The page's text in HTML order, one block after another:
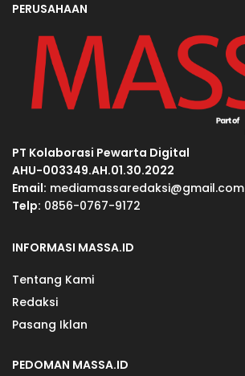
PERUSAHAAN
PT Kolaborasi Pewarta Digital
AHU-003349.AH.01.30.2022
Email: mediamassaredaksi@gmail.com
Telp: 0856-0767-9172
INFORMASI MASSA.ID
Tentang Kami
Redaksi
Pasang Iklan
PEDOMAN MASSA.ID